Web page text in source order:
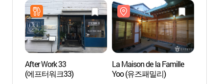
After Work 33
(에프터워크33)
La Maison de la Famille
Yoo (유즈패밀리)